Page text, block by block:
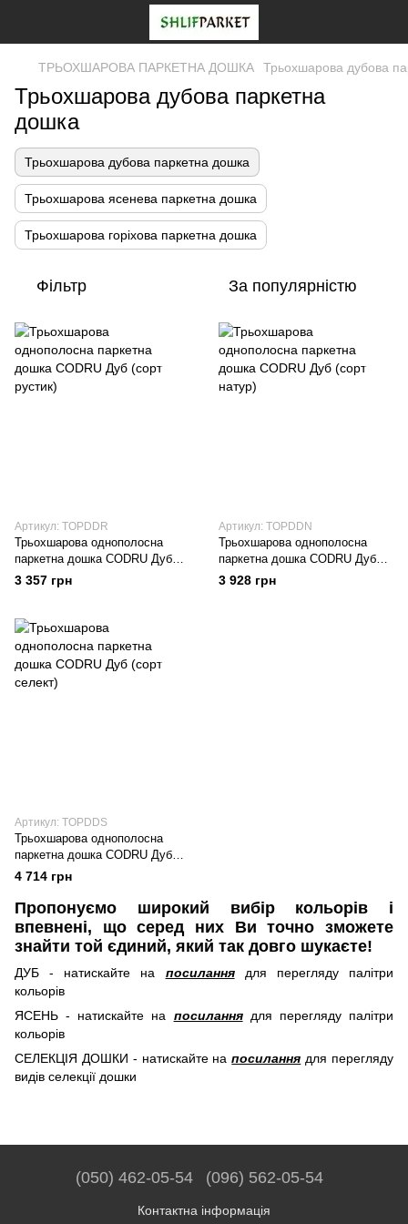
ТРЬОХШАРОВА ПАРКЕТНА ДОШКА Трьохшарова дубова
Трьохшарова дубова паркетна
дошка
Трьохшарова дубова паркетна дошка
Трьохшарова ясенева паркетна дошка
Трьохшарова горіхова паркетна дошка
Фільтр За популярністю
Артикул: TOPDDR
Трьохшарова однополосна
паркетна дошка CODRU Дуб
(сорт рустик)
3 357 грн
Артикул: TOPDDN
Трьохшарова однополосна
паркетна дошка CODRU Дуб
(сорт натур)
3 928 грн
Артикул: TOPDDS
Трьохшарова однополосна
паркетна дошка CODRU Дуб
(сорт селект)
4 714 грн
Пропонуємо широкий вибір кольорів і
впевнені, що серед них Ви точно зможете
знайти той єдиний, який так довго шукаєте!
ДУБ - натискайте на посиланнядля перегляду палітри
кольорів
ЯСЕНЬ - натискайте на посиланнядля перегляду палітри
кольорів
СЕЛЕКЦІЯ ДОШКИ - натискайте напосилання для перегляду
видів селекції дошки
(050) 462-05-54 (096) 562-05-54
Контактна інформація